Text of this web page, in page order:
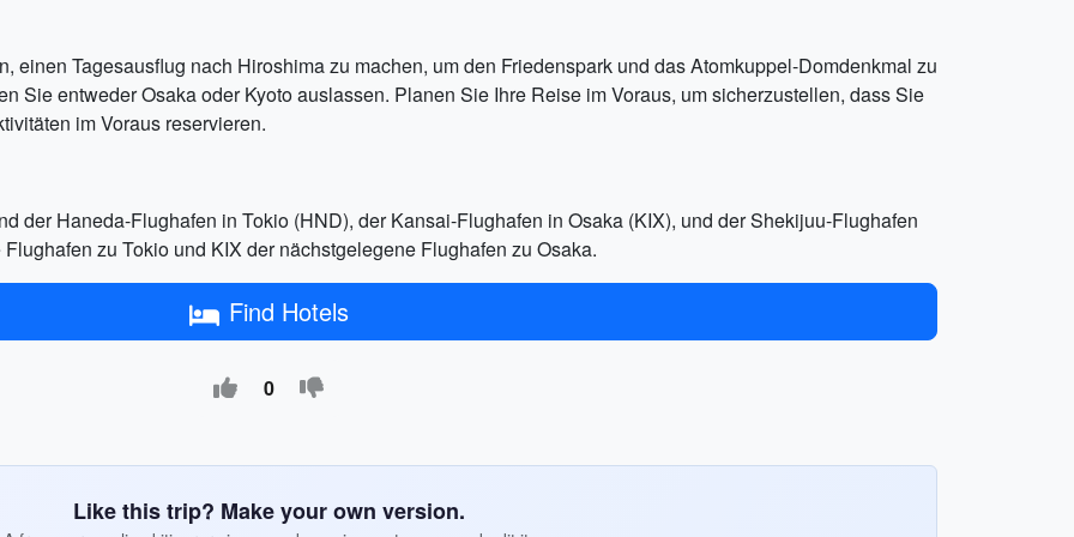
einen Tagesausflug nach Hiroshima zu machen, um den Friedenspark und das Atomkuppel-Domdenkmal zu
Sie entweder Osaka oder Kyoto auslassen. Planen Sie Ihre Reise im Voraus, um sicherzustellen, dass Sie
im Voraus reservieren.
der Haneda-Flughafen in Tokio (HND), der Kansai-Flughafen in Osaka (KIX), und der Shekijuu-Flughafen
zu Tokio und KIX der nächstgelegene Flughafen zu Osaka.
Find Hotels
0
Like this trip? Make your own version.